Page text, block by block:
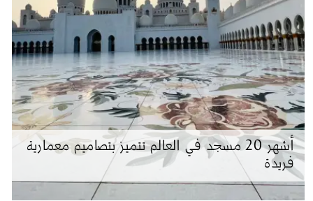
أشهر 20 مسجد في العالم تتميز بتصاميم معمارية
فريدة